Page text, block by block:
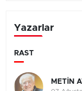
Yazarlar
RAST
METİN